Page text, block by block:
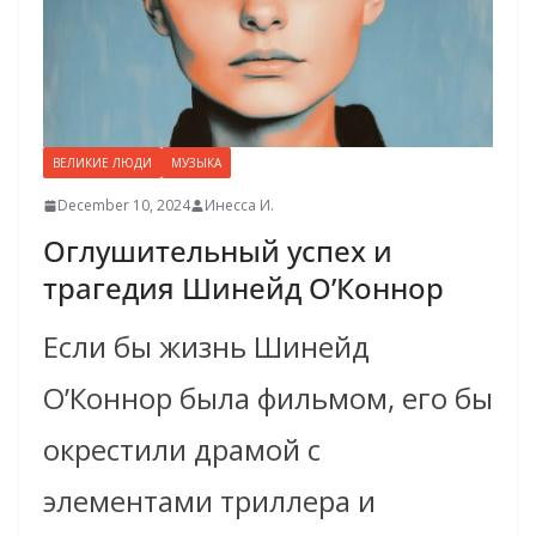
ВЕЛИКИЕ ЛЮДИ МУЗЫКА
December 10, 2024 Инесса И.
Оглушительный успех и
трагедия Шинейд О’Коннор
Если бы жизнь Шинейд
О’Коннор была фильмом, его бы
окрестили драмой с
элементами триллера и